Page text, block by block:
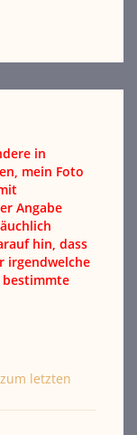
in
mein Foto
Angabe
hin, dass
irgendwelche
bestimmte
letzten